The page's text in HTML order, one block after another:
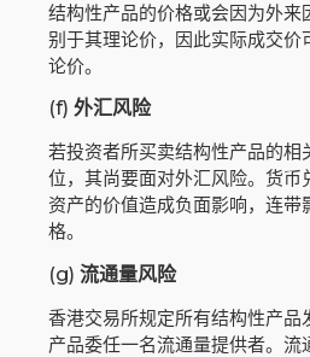
结构性产品的价格或会因为外来
别于其理论价，因此实际成交价
论价。
(f) 外汇风险
若投资者所买卖结构性产品的相
位，其尚要面对外汇风险。货币
资产的价值造成负面影响，连带
格。
(g) 流通量风险
香港交易所规定所有结构性产品
产品委任一名流通量提供者。流